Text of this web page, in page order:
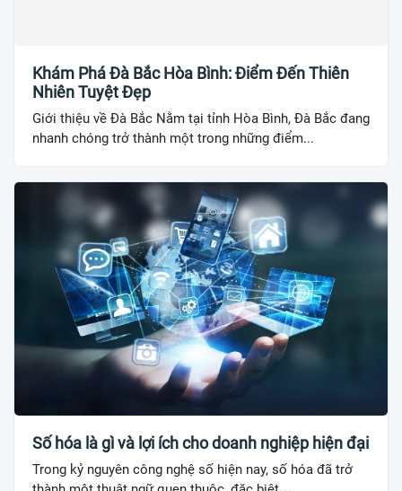
Khám Phá Đà Bắc Hòa Bình: Điểm Đến Thiên
Nhiên Tuyệt Đẹp
Giới thiệu về Đà Bắc Nằm tại tỉnh Hòa Bình, Đà Bắc đang
nhanh chóng trở thành một trong những điểm...
Số hóa là gì và lợi ích cho doanh nghiệp hiện đại
Trong kỷ nguyên công nghệ số hiện nay, số hóa đã trở